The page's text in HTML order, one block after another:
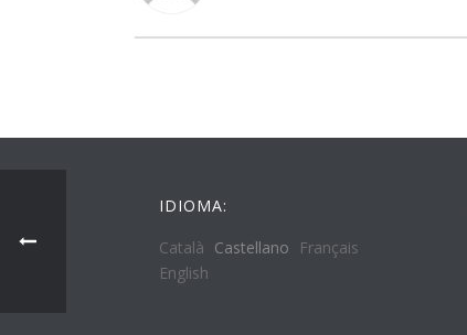
IDIOMA:
Català Castellano
Français
English